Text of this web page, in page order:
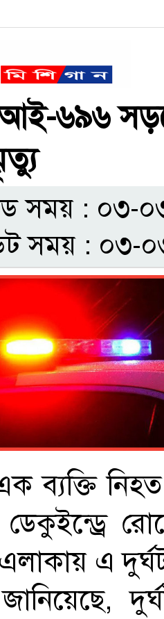
আই-৬৯৬
সময় : ০৩-
সময় : ০৩-
ব্যক্তি
ডেকুইন্ড্রে
এ